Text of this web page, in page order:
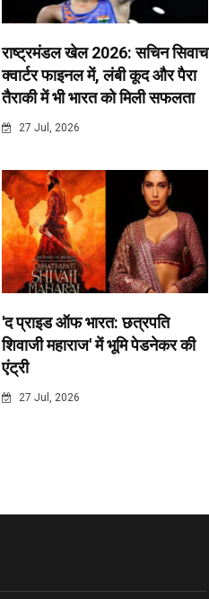
राष्ट्रमंडल खेल 2026: सचिन सिवाच
क्वार्टर फाइनल में, लंबी कूद और पैरा
तैराकी में भी भारत को मिली सफलता
27 Jul, 2026
'द प्राइड ऑफ भारत: छत्रपति
शिवाजी महाराज' में भूमि पेडनेकर की
एंट्री
27 Jul, 2026